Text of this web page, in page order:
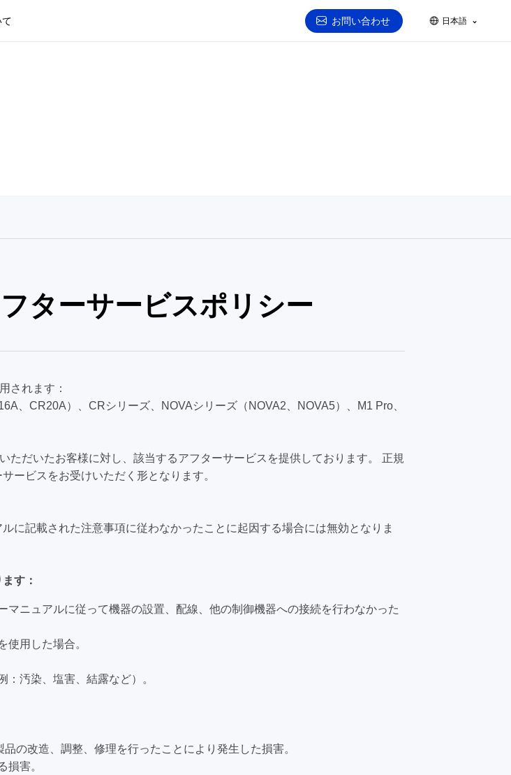
お問い合わせ 日本語
ターサービスポリシー
されます：
、CR20A）、CRシリーズ、NOVAシリーズ（NOVA2、NOVA5）、M1 Pro、
ただいたお客様に対し、該当するアフターサービスを提供しております。 正規
ービスをお受けいただく形となります。
に記載された注意事項に従わなかったことに起因する場合には無効となりま
す：
ニュアルに従って機器の設置、配線、他の制御機器への接続を行わなかった
使用した場合。
汚染、塩害、結露など）。
の改造、調整、修理を行ったことにより発生した損害。
損害。